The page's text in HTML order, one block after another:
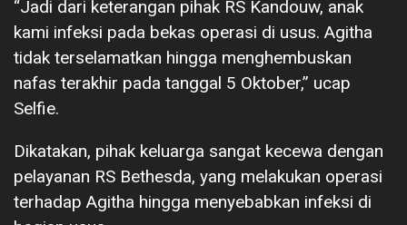
“Jadi dari keterangan pihak RS Kandouw, anak
kami infeksi pada bekas operasi di usus. Agitha
tidak terselamatkan hingga menghembuskan
nafas terakhir pada tanggal 5 Oktober,” ucap
Selfie.
Dikatakan, pihak keluarga sangat kecewa dengan
pelayanan RS Bethesda, yang melakukan operasi
terhadap Agitha hingga menyebabkan infeksi di